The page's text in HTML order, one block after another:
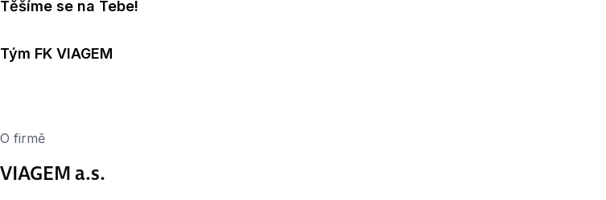
Těšíme se na Tebe!
Tým FK VIAGEM
O firmě
VIAGEM a.s.